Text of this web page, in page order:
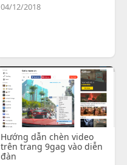
04/12/2018
Hướng dẫn chèn video
trên trang 9gag vào diễn
đàn